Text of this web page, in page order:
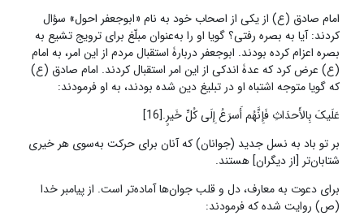
امام صادق (ع) از یکی از اصحاب خود به نام «ابوجعفر احول» سؤال
کردند: آیا به بصره رفتی؟ گویا او را به‌عنوان مبلّغ برای ترویج تشیع به
بصره اعزام کرده بودند. ابوجعفر دربارۀ استقبال مردم از این امر، به امام
(ع) عرض کرد که عدۀ‌ اندکی از این امر استقبال کردند. امام صادق (ع)
که گویا متوجه اشتباه او در تبلیغ دین شده بودند، به او فرمودند:‌
عَلَیکَ بِالأَحدَاثِ فَإِنَّهُم أَسرَعُ إِلَی کُلِّ خَیرٍ.[16]
بر تو باد به نسل جدید (جوانان) که آنان برای حرکت به‌سوی هر خیری
شتابان‌تر [از دیگران] هستند.
برای دعوت به معارف، دل و قلب جوان‌ها آماده‌تر است. از پیامبر خدا
(ص) روایت شده که فرمودند: